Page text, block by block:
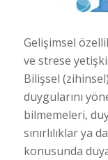
Gelişimsel
ve strese
Bilişsel
duygularını
bilmemeleri,
sınırlılıklar ya
konusunda